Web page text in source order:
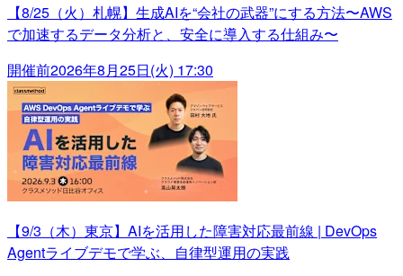
【8/25（火）札幌】生成AIを“会社の武器”にする方法〜AWS
で加速するデータ分析と、安全に導入する仕組み〜
開催前2026年8月25日(火) 17:30
【9/3（木）東京】AIを活用した障害対応最前線 | DevOps
Agentライブデモで学ぶ、自律型運用の実践